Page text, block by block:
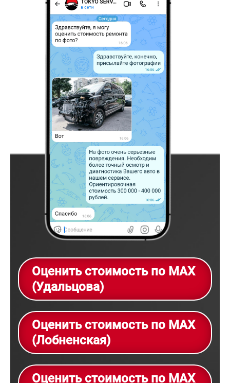
Оценить стоимость по MAX
(Удальцова)
Оценить стоимость по MAX
(Лобненская)
Оценить стоимость по MAX